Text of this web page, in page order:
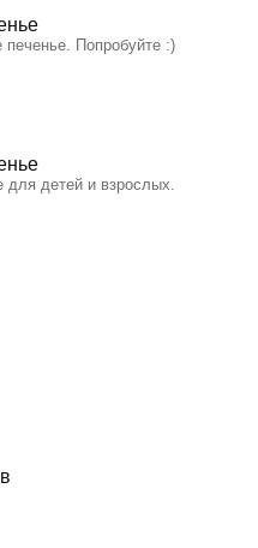
Попробуйте :)
для детей и взрослых.